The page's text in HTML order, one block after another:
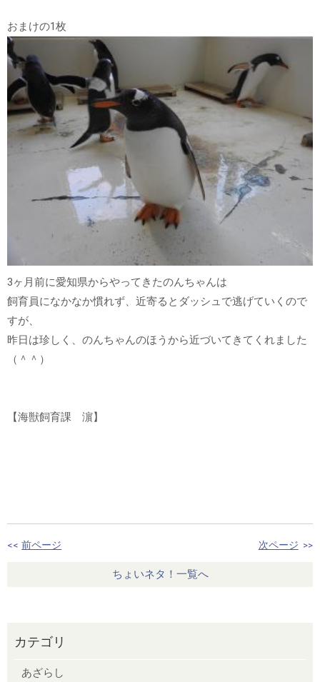
おまけの1枚
3ヶ月前に愛知県からやってきたのんちゃんは
飼育員になかなか慣れず、近寄るとダッシュで逃げていくので
すが、
昨日は珍しく、のんちゃんのほうから近づいてきてくれました
（＾＾）
【海獣飼育課 濵】
<< 前ページ 次ページ >>
ちょいネタ！一覧へ
カテゴリ
あざらし